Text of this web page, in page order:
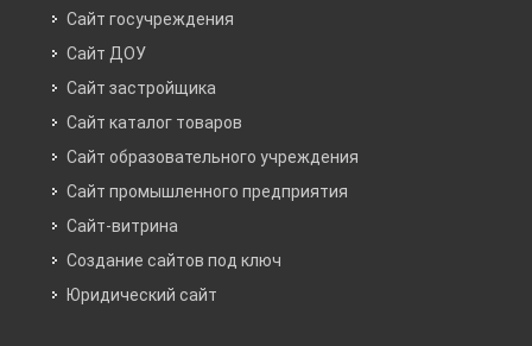
Сайт госучреждения
Сайт ДОУ
Сайт застройщика
Сайт каталог товаров
Сайт образовательного учреждения
Сайт промышленного предприятия
Сайт-витрина
Создание сайтов под ключ
Юридический сайт